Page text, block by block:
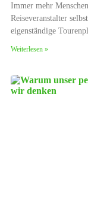
Immer mehr
Reiseveranstalter
eigenständige
Weiterlesen »